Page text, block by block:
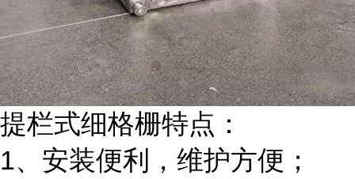
提栏式细格栅特点：
1、安装便利，维护方便；